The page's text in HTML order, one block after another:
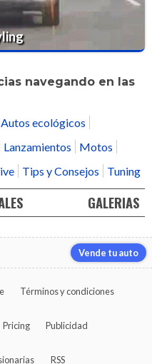
navegando en las
Autos ecológicos
Lanzamientos
Motos
Tips y Consejos Tuning
GALERIAS
Vende tu auto
Términos y condiciones
Pricing Publicidad
RSS